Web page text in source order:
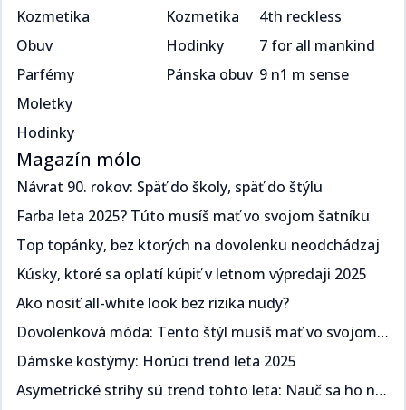
Kozmetika
Obuv
Parfémy
Moletky
Hodinky
Kozmetika
Hodinky
Pánska obuv
4th reckless
7 for all mankind
9 n1 m sense
Magazín mólo
Návrat 90. rokov: Späť do školy, späť do štýlu​​​​‌ ‍ ​‍​‍‌‍ ‌ ​‍‌‍‍‌‌‍‌ ‌‍‍‌‌‍ ‍​‍​‍​ ‍‍​‍​‍‌ ​ ‌‍​‌‌‍ ‍‌‍‍‌‌ ‌​‌ ‍‌​‍ ‍‌‍‍‌‌‍ ​‍​‍​‍ ​​‍​‍‌‍‍​‌ ​‍‌‍‌‌‌‍‌‍​‍​‍​ ‍‍​‍​‍‌‍‍​‌ ‌​‌ ‌​‌ ​​​ ‍‍​‍ ​‍ ‌‍ ​‌‍ ‌‍​ ‌‍​‌‌‍ ​‌‍‍​‌‍ ‌ ​ ‌ ‌​​ ‍‍​ ​ ​ ​​​ ​​​ ​​​‍ ‌ ​ ‌ ‌​‌ ‌‌‌‍‌​‌‍‍‌‌‍ ​‍ ‌‍‍‌‌‍ ‍‌ ‌​‌‍‌‌‌‍ ‍‌ ‌​​‍ ‌‍‌‌‌‍‌​‌‍‍‌‌ ‌​​‍ ‌‍ ‌‌‍ ‌‍‌​‌‍‌‌​ ‌‌ ​​‌ ​‍‌‍‌‌‌ ​ ‌‍‌‌‌‍ ‍‌ ‌​‌‍​‌‌ ‌​‌‍‍‌‌‍ ‌‍ ‍​ ‍ ‌‍‍‌‌‍‌​​ ‌​ ​‍‌‍​ ‌‍​ ‌‍‌​​ ‍​​ ‍​​ ‌‌​ ​‌​‍ ‌​ ‍​​ ​ ‌‍​‌​ ​‌​‍ ‌​ ‌​‌‍‌​​ ​‌​ ​‍​‍ ‌‌‍​‌‌‍​‌​ ​​​ ​​​‍ ‌​ ‍‌​ ‌ ​ ​‌‌‍​ ​ ​‌​ ​‌‌‍​‍‌‍‌​​ ​‍‌‍‌​‌‍‌‍​ ‌ ​ ‍ ‌ ‌​‌ ‍‌‌ ​​‌‍‌‌​ ‌‌ ​​‌‍ ‌ ​ ‌ ‌​​ ‍ ‌ ​​‌‍​‌‌ ‌​‌‍‍​​ ‌‌ ‌​‌‍‍‌‌ ‌​‌‍ ​‌‍‌‌​ ‌‍​‍‌‍​‌‌ ​ ‌‍‌‌‌‌‌‌‌ ​‍‌‍ ​​ ‌‌‍‍​‌ ‌​‌ ‌​‌ ​​​‍‌‌​ ​ ‌​​‌​‍‌‌​ ​‍‌​‌‍​‍‌‌​ ​‍‌​‌‍‌‍ ​‌‍ ‌‍​ ‌‍​‌‌‍ ​‌‍‍​‌‍ ‌ ​ ‌ ‌​​‍‌‌​ ​ ‌​​‌​ ​ ​ ​​​ ​​​ ​​​‍‌‌​ ​‍‌​‌‍‌ ​ ‌ ‌​‌ ‌‌‌‍‌​‌‍‍‌‌‍ ​‍‌‍‌‍‍‌‌‍‌​​ ‌​ ​‍‌‍​ ‌‍​ ‌‍‌​​ ‍​​ ‍​​ ‌‌​ ​‌​‍ ‌​ ‍​​ ​ ‌‍​‌​ ​‌​‍ ‌​ ‌​‌‍‌​​ ​‌​ ​‍​‍ ‌‌‍​‌‌‍​‌​ ​​​ ​​​‍ ‌​ ‍‌​ ‌ ​ ​‌‌‍​ ​ ​‌​ ​‌‌‍​‍‌‍‌​​ ​‍‌‍‌​‌‍‌‍​ ‌ ​‍‌‍‌ ‌​‌ ‍‌‌ ​​‌‍‌‌​ ‌‌ ​​‌‍ ‌ ​ ‌ ‌​​‍‌‍‌ ​​‌‍​‌‌ ‌​‌‍‍​​ ‌‌ ‌​‌‍‍‌‌ ‌​‌‍ ​‌‍‌‌​‍‌‍‌ ​​‌‍‌‌‌ ​‍‌ ​ ‌ ​​‌‍‌‌‌‍​ ‌ ‌​‌‍‍‌‌ ‌‍‌‍‌‌​ ‌‌ ​​‌ ‌‌‌‍​‍‌‍ ​‌‍‍‌‌ ​ ‌‍‍​‌‍‌‌‌‍‌​​‍​‍‌ ‌
Farba leta 2025? Túto musíš mať vo svojom šatníku ​​​​‌ ‍ ​‍​‍‌‍ ‌ ​‍‌‍‍‌‌‍‌ ‌‍‍‌‌‍ ‍​‍​‍​ ‍‍​‍​‍‌ ​ ‌‍​‌‌‍ ‍‌‍‍‌‌ ‌​‌ ‍‌​‍ ‍‌‍‍‌‌‍ ​‍​‍​‍ ​​‍​‍‌‍‍​‌ ​‍‌‍‌‌‌‍‌‍​‍​‍​ ‍‍​‍​‍‌‍‍​‌ ‌​‌ ‌​‌ ​​​ ‍‍​‍ ​‍ ‌‍ ​‌‍ ‌‍​ ‌‍​‌‌‍ ​‌‍‍​‌‍ ‌ ​ ‌ ‌​​ ‍‍​ ​ ​ ​​​ ​​​ ​​​‍ ‌ ​ ‌ ‌​‌ ‌‌‌‍‌​‌‍‍‌‌‍ ​‍ ‌‍‍‌‌‍ ‍‌ ‌​‌‍‌‌‌‍ ‍‌ ‌​​‍ ‌‍‌‌‌‍‌​‌‍‍‌‌ ‌​​‍ ‌‍ ‌‌‍ ‌‍‌​‌‍‌‌​ ‌‌ ​​‌ ​‍‌‍‌‌‌ ​ ‌‍‌‌‌‍ ‍‌ ‌​‌‍​‌‌ ‌​‌‍‍‌‌‍ ‌‍ ‍​ ‍ ‌‍‍‌‌‍‌​​ ‌​ ​‌‌‍​‌​ ‌​​ ‌‍​ ​​‌‍​‌​ ​‍‌‍​‍​‍ ‌​ ‍​‌‍​‍‌‍​‍‌‍‌‍​‍ ‌​ ‌​‌‍‌‍​ ​​​ ​‍​‍ ‌‌‍​‌‌‍​‍​ ‌ ‌‍‌‍​‍ ‌‌‍‌‍​ ‍‌‌‍​ ‌‍​‍​ ‍‌​ ‍‌‌‍‌‌​ ​​‌‍‌‍​ ​ ‌‍‌​​ ​‍​ ‍ ‌ ‌​‌ ‍‌‌ ​​‌‍‌‌​ ‌‌ ​​‌‍ ‌ ​ ‌ ‌​​ ‍ ‌ ​​‌‍​‌‌ ‌​‌‍‍​​ ‌‌ ‌​‌‍‍‌‌ ‌​‌‍ ​‌‍‌‌​ ‌‍​‍‌‍​‌‌ ​ ‌‍‌‌‌‌‌‌‌ ​‍‌‍ ​​ ‌‌‍‍​‌ ‌​‌ ‌​‌ ​​​‍‌‌​ ​ ‌​​‌​‍‌‌​ ​‍‌​‌‍​‍‌‌​ ​‍‌​‌‍‌‍ ​‌‍ ‌‍​ ‌‍​‌‌‍ ​‌‍‍​‌‍ ‌ ​ ‌ ‌​​‍‌‌​ ​ ‌​​‌​ ​ ​ ​​​ ​​​ ​​​‍‌‌​ ​‍‌​‌‍‌ ​ ‌ ‌​‌ ‌‌‌‍‌​‌‍‍‌‌‍ ​‍‌‍‌‍‍‌‌‍‌​​ ‌​ ​‌‌‍​‌​ ‌​​ ‌‍​ ​​‌‍​‌​ ​‍‌‍​‍​‍ ‌​ ‍​‌‍​‍‌‍​‍‌‍‌‍​‍ ‌​ ‌​‌‍‌‍​ ​​​ ​‍​‍ ‌‌‍​‌‌‍​‍​ ‌ ‌‍‌‍​‍ ‌‌‍‌‍​ ‍‌‌‍​ ‌‍​‍​ ‍‌​ ‍‌‌‍‌‌​ ​​‌‍‌‍​ ​ ‌‍‌​​ ​‍​‍‌‍‌ ‌​‌ ‍‌‌ ​​‌‍‌‌​ ‌‌ ​​‌‍ ‌ ​ ‌ ‌​​‍‌‍‌ ​​‌‍​‌‌ ‌​‌‍‍​​ ‌‌ ‌​‌‍‍‌‌ ‌​‌‍ ​‌‍‌‌​‍‌‍‌ ​​‌‍‌‌‌ ​‍‌ ​ ‌ ​​‌‍‌‌‌‍​ ‌ ‌​‌‍‍‌‌ ‌‍‌‍‌‌​ ‌‌ ​​‌ ‌‌‌‍​‍‌‍ ​‌‍‍‌‌ ​ ‌‍‍​‌‍‌‌‌‍‌​​‍​‍‌ ‌
Top topánky, bez ktorých na dovolenku neodchádzaj​​​​‌ ‍ ​‍​‍‌‍ ‌ ​‍‌‍‍‌‌‍‌ ‌‍‍‌‌‍ ‍​‍​‍​ ‍‍​‍​‍‌ ​ ‌‍​‌‌‍ ‍‌‍‍‌‌ ‌​‌ ‍‌​‍ ‍‌‍‍‌‌‍ ​‍​‍​‍ ​​‍​‍‌‍‍​‌ ​‍‌‍‌‌‌‍‌‍​‍​‍​ ‍‍​‍​‍‌‍‍​‌ ‌​‌ ‌​‌ ​​​ ‍‍​‍ ​‍ ‌‍ ​‌‍ ‌‍​ ‌‍​‌‌‍ ​‌‍‍​‌‍ ‌ ​ ‌ ‌​​ ‍‍​ ​ ​ ​​​ ​​​ ​​​‍ ‌ ​ ‌ ‌​‌ ‌‌‌‍‌​‌‍‍‌‌‍ ​‍ ‌‍‍‌‌‍ ‍‌ ‌​‌‍‌‌‌‍ ‍‌ ‌​​‍ ‌‍‌‌‌‍‌​‌‍‍‌‌ ‌​​‍ ‌‍ ‌‌‍ ‌‍‌​‌‍‌‌​ ‌‌ ​​‌ ​‍‌‍‌‌‌ ​ ‌‍‌‌‌‍ ‍‌ ‌​‌‍​‌‌ ‌​‌‍‍‌‌‍ ‌‍ ‍​ ‍ ‌‍‍‌‌‍‌​​ ‌​ ​‌​ ‍‌​ ​‍‌‍​ ​ ‌ ​ ​‌​ ‌‌​ ​‍​‍ ‌‌‍​‌‌‍​‌​ ‍​‌‍​‍​‍ ‌​ ‌​​ ‌‌​ ‍‌‌‍‌‍​‍ ‌‌‍​‌​ ‍​​ ‌ ​ ‍​​‍ ‌​ ‍‌​ ‌ ​ ​​​ ‍‌‌‍​ ​ ‍​​ ‍‌​ ​‍​ ​​‌‍‌‍‌‍​‍‌‍‌‌​ ‍ ‌ ‌​‌ ‍‌‌ ​​‌‍‌‌​ ‌‌ ​​‌‍ ‌ ​ ‌ ‌​​ ‍ ‌ ​​‌‍​‌‌ ‌​‌‍‍​​ ‌‌ ‌​‌‍‍‌‌ ‌​‌‍ ​‌‍‌‌​ ‌‍​‍‌‍​‌‌ ​ ‌‍‌‌‌‌‌‌‌ ​‍‌‍ ​​ ‌‌‍‍​‌ ‌​‌ ‌​‌ ​​​‍‌‌​ ​ ‌​​‌​‍‌‌​ ​‍‌​‌‍​‍‌‌​ ​‍‌​‌‍‌‍ ​‌‍ ‌‍​ ‌‍​‌‌‍ ​‌‍‍​‌‍ ‌ ​ ‌ ‌​​‍‌‌​ ​ ‌​​‌​ ​ ​ ​​​ ​​​ ​​​‍‌‌​ ​‍‌​‌‍‌ ​ ‌ ‌​‌ ‌‌‌‍‌​‌‍‍‌‌‍ ​‍‌‍‌‍‍‌‌‍‌​​ ‌​ ​‌​ ‍‌​ ​‍‌‍​ ​ ‌ ​ ​‌​ ‌‌​ ​‍​‍ ‌‌‍​‌‌‍​‌​ ‍​‌‍​‍​‍ ‌​ ‌​​ ‌‌​ ‍‌‌‍‌‍​‍ ‌‌‍​‌​ ‍​​ ‌ ​ ‍​​‍ ‌​ ‍‌​ ‌ ​ ​​​ ‍‌‌‍​ ​ ‍​​ ‍‌​ ​‍​ ​​‌‍‌‍‌‍​‍‌‍‌‌​‍‌‍‌ ‌​‌ ‍‌‌ ​​‌‍‌‌​ ‌‌ ​​‌‍ ‌ ​ ‌ ‌​​‍‌‍‌ ​​‌‍​‌‌ ‌​‌‍‍​​ ‌‌ ‌​‌‍‍‌‌ ‌​‌‍ ​‌‍‌‌​‍‌‍‌ ​​‌‍‌‌‌ ​‍‌ ​ ‌ ​​‌‍‌‌‌‍​ ‌ ‌​‌‍‍‌‌ ‌‍‌‍‌‌​ ‌‌ ​​‌ ‌‌‌‍​‍‌‍ ​‌‍‍‌‌ ​ ‌‍‍​‌‍‌‌‌‍‌​​‍​‍‌ ‌
Kúsky, ktoré sa oplatí kúpiť v letnom výpredaji 2025​​​​‌ ‍ ​‍​‍‌‍ ‌ ​‍‌‍‍‌‌‍‌ ‌‍‍‌‌‍ ‍​‍​‍​ ‍‍​‍​‍‌ ​ ‌‍​‌‌‍ ‍‌‍‍‌‌ ‌​‌ ‍‌​‍ ‍‌‍‍‌‌‍ ​‍​‍​‍ ​​‍​‍‌‍‍​‌ ​‍‌‍‌‌‌‍‌‍​‍​‍​ ‍‍​‍​‍‌‍‍​‌ ‌​‌ ‌​‌ ​​​ ‍‍​‍ ​‍ ‌‍ ​‌‍ ‌‍​ ‌‍​‌‌‍ ​‌‍‍​‌‍ ‌ ​ ‌ ‌​​ ‍‍​ ​ ​ ​​​ ​​​ ​​​‍ ‌ ​ ‌ ‌​‌ ‌‌‌‍‌​‌‍‍‌‌‍ ​‍ ‌‍‍‌‌‍ ‍‌ ‌​‌‍‌‌‌‍ ‍‌ ‌​​‍ ‌‍‌‌‌‍‌​‌‍‍‌‌ ‌​​‍ ‌‍ ‌‌‍ ‌‍‌​‌‍‌‌​ ‌‌ ​​‌ ​‍‌‍‌‌‌ ​ ‌‍‌‌‌‍ ‍‌ ‌​‌‍​‌‌ ‌​‌‍‍‌‌‍ ‌‍ ‍​ ‍ ‌‍‍‌‌‍‌​​ ‌‌‍​‌‌‍​‍​ ​ ​ ‌​‌‍‌​‌‍‌‌​ ​ ‌‍‌​​‍ ‌​ ‍‌​ ​‌​ ‍‌​ ​‍​‍ ‌​ ‌​‌‍​‌​ ​‌​ ‍​​‍ ‌‌‍​‌​ ‌‌​ ‍​‌‍‌‌​‍ ‌‌‍‌‍​ ‌‌‌‍​‌‌‍​‌​ ​‌‌‍​ ​ ‍‌​ ‌ ‌‍‌​‌‍​‌​ ​​‌‍​ ​ ‍ ‌ ‌​‌ ‍‌‌ ​​‌‍‌‌​ ‌‌ ​​‌‍ ‌ ​ ‌ ‌​​ ‍ ‌ ​​‌‍​‌‌ ‌​‌‍‍​​ ‌‌ ‌​‌‍‍‌‌ ‌​‌‍ ​‌‍‌‌​ ‌‍​‍‌‍​‌‌ ​ ‌‍‌‌‌‌‌‌‌ ​‍‌‍ ​​ ‌‌‍‍​‌ ‌​‌ ‌​‌ ​​​‍‌‌​ ​ ‌​​‌​‍‌‌​ ​‍‌​‌‍​‍‌‌​ ​‍‌​‌‍‌‍ ​‌‍ ‌‍​ ‌‍​‌‌‍ ​‌‍‍​‌‍ ‌ ​ ‌ ‌​​‍‌‌​ ​ ‌​​‌​ ​ ​ ​​​ ​​​ ​​​‍‌‌​ ​‍‌​‌‍‌ ​ ‌ ‌​‌ ‌‌‌‍‌​‌‍‍‌‌‍ ​‍‌‍‌‍‍‌‌‍‌​​ ‌‌‍​‌‌‍​‍​ ​ ​ ‌​‌‍‌​‌‍‌‌​ ​ ‌‍‌​​‍ ‌​ ‍‌​ ​‌​ ‍‌​ ​‍​‍ ‌​ ‌​‌‍​‌​ ​‌​ ‍​​‍ ‌‌‍​‌​ ‌‌​ ‍​‌‍‌‌​‍ ‌‌‍‌‍​ ‌‌‌‍​‌‌‍​‌​ ​‌‌‍​ ​ ‍‌​ ‌ ‌‍‌​‌‍​‌​ ​​‌‍​ ​‍‌‍‌ ‌​‌ ‍‌‌ ​​‌‍‌‌​ ‌‌ ​​‌‍ ‌ ​ ‌ ‌​​‍‌‍‌ ​​‌‍​‌‌ ‌​‌‍‍​​ ‌‌ ‌​‌‍‍‌‌ ‌​‌‍ ​‌‍‌‌​‍‌‍‌ ​​‌‍‌‌‌ ​‍‌ ​ ‌ ​​‌‍‌‌‌‍​ ‌ ‌​‌‍‍‌‌ ‌‍‌‍‌‌​ ‌‌ ​​‌ ‌‌‌‍​‍‌‍ ​‌‍‍‌‌ ​ ‌‍‍​‌‍‌‌‌‍‌​​‍​‍‌ ‌
Ako nosiť all-white look bez rizika nudy?​​​​‌ ‍ ​‍​‍‌‍ ‌ ​‍‌‍‍‌‌‍‌ ‌‍‍‌‌‍ ‍​‍​‍​ ‍‍​‍​‍‌ ​ ‌‍​‌‌‍ ‍‌‍‍‌‌ ‌​‌ ‍‌​‍ ‍‌‍‍‌‌‍ ​‍​‍​‍ ​​‍​‍‌‍‍​‌ ​‍‌‍‌‌‌‍‌‍​‍​‍​ ‍‍​‍​‍‌‍‍​‌ ‌​‌ ‌​‌ ​​​ ‍‍​‍ ​‍ ‌‍ ​‌‍ ‌‍​ ‌‍​‌‌‍ ​‌‍‍​‌‍ ‌ ​ ‌ ‌​​ ‍‍​ ​ ​ ​​​ ​​​ ​​​‍ ‌ ​ ‌ ‌​‌ ‌‌‌‍‌​‌‍‍‌‌‍ ​‍ ‌‍‍‌‌‍ ‍‌ ‌​‌‍‌‌‌‍ ‍‌ ‌​​‍ ‌‍‌‌‌‍‌​‌‍‍‌‌ ‌​​‍ ‌‍ ‌‌‍ ‌‍‌​‌‍‌‌​ ‌‌ ​​‌ ​‍‌‍‌‌‌ ​ ‌‍‌‌‌‍ ‍‌ ‌​‌‍​‌‌ ‌​‌‍‍‌‌‍ ‌‍ ‍​ ‍ ‌‍‍‌‌‍‌​​ ‌‌‍‌‍​ ‌‌​ ‍‌​ ‍‌​ ‍​​ ‌‌‌‍‌‍​ ​ ​‍ ‌​ ‍‌‌‍​ ​ ​ ‌‍​‌​‍ ‌​ ‌​‌‍‌‌​ ‌​​ ​​​‍ ‌​ ‍​​ ‌ ​ ​‍‌‍‌‌​‍ ‌​ ‌​​ ​‌‌‍‌​‌‍‌‌‌‍‌‌‌‍​‍‌‍‌‌​ ​‌​ ‍‌‌‍‌‌​ ‌‍​ ‌ ​ ‍ ‌ ‌​‌ ‍‌‌ ​​‌‍‌‌​ ‌‌ ​​‌‍ ‌ ​ ‌ ‌​​ ‍ ‌ ​​‌‍​‌‌ ‌​‌‍‍​​ ‌‌ ‌​‌‍‍‌‌ ‌​‌‍ ​‌‍‌‌​ ‌‍​‍‌‍​‌‌ ​ ‌‍‌‌‌‌‌‌‌ ​‍‌‍ ​​ ‌‌‍‍​‌ ‌​‌ ‌​‌ ​​​‍‌‌​ ​ ‌​​‌​‍‌‌​ ​‍‌​‌‍​‍‌‌​ ​‍‌​‌‍‌‍ ​‌‍ ‌‍​ ‌‍​‌‌‍ ​‌‍‍​‌‍ ‌ ​ ‌ ‌​​‍‌‌​ ​ ‌​​‌​ ​ ​ ​​​ ​​​ ​​​‍‌‌​ ​‍‌​‌‍‌ ​ ‌ ‌​‌ ‌‌‌‍‌​‌‍‍‌‌‍ ​‍‌‍‌‍‍‌‌‍‌​​ ‌‌‍‌‍​ ‌‌​ ‍‌​ ‍‌​ ‍​​ ‌‌‌‍‌‍​ ​ ​‍ ‌​ ‍‌‌‍​ ​ ​ ‌‍​‌​‍ ‌​ ‌​‌‍‌‌​ ‌​​ ​​​‍ ‌​ ‍​​ ‌ ​ ​‍‌‍‌‌​‍ ‌​ ‌​​ ​‌‌‍‌​‌‍‌‌‌‍‌‌‌‍​‍‌‍‌‌​ ​‌​ ‍‌‌‍‌‌​ ‌‍​ ‌ ​‍‌‍‌ ‌​‌ ‍‌‌ ​​‌‍‌‌​ ‌‌ ​​‌‍ ‌ ​ ‌ ‌​​‍‌‍‌ ​​‌‍​‌‌ ‌​‌‍‍​​ ‌‌ ‌​‌‍‍‌‌ ‌​‌‍ ​‌‍‌‌​‍‌‍‌ ​​‌‍‌‌‌ ​‍‌ ​ ‌ ​​‌‍‌‌‌‍​ ‌ ‌​‌‍‍‌‌ ‌‍‌‍‌‌​ ‌‌ ​​‌ ‌‌‌‍​‍‌‍ ​‌‍‍‌‌ ​ ‌‍‍​‌‍‌‌‌‍‌​​‍​‍‌ ‌
Dovolenková móda: Tento štýl musíš mať vo svojom šatníku ​​​​‌ ‍ ​‍​‍‌‍ ‌ ​‍‌‍‍‌‌‍‌ ‌‍‍‌‌‍ ‍​‍​‍​ ‍‍​‍​‍‌ ​ ‌‍​‌‌‍ ‍‌‍‍‌‌ ‌​‌ ‍‌​‍ ‍‌‍‍‌‌‍ ​‍​‍​‍ ​​‍​‍‌‍‍​‌ ​‍‌‍‌‌‌‍‌‍​‍​‍​ ‍‍​‍​‍‌‍‍​‌ ‌​‌ ‌​‌ ​​​ ‍‍​‍ ​‍ ‌‍ ​‌‍ ‌‍​ ‌‍​‌‌‍ ​‌‍‍​‌‍ ‌ ​ ‌ ‌​​ ‍‍​ ​ ​ ​​​ ​​​ ​​​‍ ‌ ​ ‌ ‌​‌ ‌‌‌‍‌​‌‍‍‌‌‍ ​‍ ‌‍‍‌‌‍ ‍‌ ‌​‌‍‌‌‌‍ ‍‌ ‌​​‍ ‌‍‌‌‌‍‌​‌‍‍‌‌ ‌​​‍ ‌‍ ‌‌‍ ‌‍‌​‌‍‌‌​ ‌‌ ​​‌ ​‍‌‍‌‌‌ ​ ‌‍‌‌‌‍ ‍‌ ‌​‌‍​‌‌ ‌​‌‍‍‌‌‍ ‌‍ ‍​ ‍ ‌‍‍‌‌‍‌​​ ‌​ ​​​ ‌‌​ ​​‌‍‌‌​ ‍​‌‍‌​​ ​​‌‍‌‌​‍ ‌​ ​​​ ‍‌​ ‌ ​ ‍​​‍ ‌​ ‌​​ ​ ‌‍​ ​ ‌​​‍ ‌​ ‍‌‌‍​‌​ ‍‌​ ​​​‍ ‌​ ‍​​ ​‌​ ‍​​ ​‍​ ​​‌‍‌‌​ ​ ​ ​‌​ ​ ‌‍​ ​ ‍​​ ​‍​ ‍ ‌ ‌​‌ ‍‌‌ ​​‌‍‌‌​ ‌‌ ​​‌‍ ‌ ​ ‌ ‌​​ ‍ ‌ ​​‌‍​‌‌ ‌​‌‍‍​​ ‌‌ ‌​‌‍‍‌‌ ‌​‌‍ ​‌‍‌‌​ ‌‍​‍‌‍​‌‌ ​ ‌‍‌‌‌‌‌‌‌ ​‍‌‍ ​​ ‌‌‍‍​‌ ‌​‌ ‌​‌ ​​​‍‌‌​ ​ ‌​​‌​‍‌‌​ ​‍‌​‌‍​‍‌‌​ ​‍‌​‌‍‌‍ ​‌‍ ‌‍​ ‌‍​‌‌‍ ​‌‍‍​‌‍ ‌ ​ ‌ ‌​​‍‌‌​ ​ ‌​​‌​ ​ ​ ​​​ ​​​ ​​​‍‌‌​ ​‍‌​‌‍‌ ​ ‌ ‌​‌ ‌‌‌‍‌​‌‍‍‌‌‍ ​‍‌‍‌‍‍‌‌‍‌​​ ‌​ ​​​ ‌‌​ ​​‌‍‌‌​ ‍​‌‍‌​​ ​​‌‍‌‌​‍ ‌​ ​​​ ‍‌​ ‌ ​ ‍​​‍ ‌​ ‌​​ ​ ‌‍​ ​ ‌​​‍ ‌​ ‍‌‌‍​‌​ ‍‌​ ​​​‍ ‌​ ‍​​ ​‌​ ‍​​ ​‍​ ​​‌‍‌‌​ ​ ​ ​‌​ ​ ‌‍​ ​ ‍​​ ​‍​‍‌‍‌ ‌​‌ ‍‌‌ ​​‌‍‌‌​ ‌‌ ​​‌‍ ‌ ​ ‌ ‌​​‍‌‍‌ ​​‌‍​‌‌ ‌​‌‍‍​​ ‌‌ ‌​‌‍‍‌‌ ‌​‌‍ ​‌‍‌‌​‍‌‍‌ ​​‌‍‌‌‌ ​‍‌ ​ ‌ ​​‌‍‌‌‌‍​ ‌ ‌​‌‍‍‌‌ ‌‍‌‍‌‌​ ‌‌ ​​‌ ‌‌‌‍​‍‌‍ ​‌‍‍‌‌ ​ ‌‍‍​‌‍‌‌‌‍‌​​‍​‍‌ ‌
Dámske kostýmy: Horúci trend leta 2025 ​​​​‌ ‍ ​‍​‍‌‍ ‌ ​‍‌‍‍‌‌‍‌ ‌‍‍‌‌‍ ‍​‍​‍​ ‍‍​‍​‍‌ ​ ‌‍​‌‌‍ ‍‌‍‍‌‌ ‌​‌ ‍‌​‍ ‍‌‍‍‌‌‍ ​‍​‍​‍ ​​‍​‍‌‍‍​‌ ​‍‌‍‌‌‌‍‌‍​‍​‍​ ‍‍​‍​‍‌‍‍​‌ ‌​‌ ‌​‌ ​​​ ‍‍​‍ ​‍ ‌‍ ​‌‍ ‌‍​ ‌‍​‌‌‍ ​‌‍‍​‌‍ ‌ ​ ‌ ‌​​ ‍‍​ ​ ​ ​​​ ​​​ ​​​‍ ‌ ​ ‌ ‌​‌ ‌‌‌‍‌​‌‍‍‌‌‍ ​‍ ‌‍‍‌‌‍ ‍‌ ‌​‌‍‌‌‌‍ ‍‌ ‌​​‍ ‌‍‌‌‌‍‌​‌‍‍‌‌ ‌​​‍ ‌‍ ‌‌‍ ‌‍‌​‌‍‌‌​ ‌‌ ​​‌ ​‍‌‍‌‌‌ ​ ‌‍‌‌‌‍ ‍‌ ‌​‌‍​‌‌ ‌​‌‍‍‌‌‍ ‌‍ ‍​ ‍ ‌‍‍‌‌‍‌​​ ‌​ ​‌​ ‍​​ ‍‌​ ​‌​ ‌​​ ‌‍‌‍‌​‌‍‌​​‍ ‌‌‍‌‌​ ‌ ​ ‌‌​ ‌​​‍ ‌​ ‌​​ ​‍​ ‌‍‌‍‌‍​‍ ‌​ ‍​​ ‌​‌‍‌‍​ ‌ ​‍ ‌​ ​‌‌‍‌​​ ‍‌​ ‌‌‌‍‌‍​ ​ ​ ​ ​ ​‍​ ​​​ ‌‌‌‍‌‍‌‍‌‍​ ‍ ‌ ‌​‌ ‍‌‌ ​​‌‍‌‌​ ‌‌ ​​‌‍ ‌ ​ ‌ ‌​​ ‍ ‌ ​​‌‍​‌‌ ‌​‌‍‍​​ ‌‌ ‌​‌‍‍‌‌ ‌​‌‍ ​‌‍‌‌​ ‌‍​‍‌‍​‌‌ ​ ‌‍‌‌‌‌‌‌‌ ​‍‌‍ ​​ ‌‌‍‍​‌ ‌​‌ ‌​‌ ​​​‍‌‌​ ​ ‌​​‌​‍‌‌​ ​‍‌​‌‍​‍‌‌​ ​‍‌​‌‍‌‍ ​‌‍ ‌‍​ ‌‍​‌‌‍ ​‌‍‍​‌‍ ‌ ​ ‌ ‌​​‍‌‌​ ​ ‌​​‌​ ​ ​ ​​​ ​​​ ​​​‍‌‌​ ​‍‌​‌‍‌ ​ ‌ ‌​‌ ‌‌‌‍‌​‌‍‍‌‌‍ ​‍‌‍‌‍‍‌‌‍‌​​ ‌​ ​‌​ ‍​​ ‍‌​ ​‌​ ‌​​ ‌‍‌‍‌​‌‍‌​​‍ ‌‌‍‌‌​ ‌ ​ ‌‌​ ‌​​‍ ‌​ ‌​​ ​‍​ ‌‍‌‍‌‍​‍ ‌​ ‍​​ ‌​‌‍‌‍​ ‌ ​‍ ‌​ ​‌‌‍‌​​ ‍‌​ ‌‌‌‍‌‍​ ​ ​ ​ ​ ​‍​ ​​​ ‌‌‌‍‌‍‌‍‌‍​‍‌‍‌ ‌​‌ ‍‌‌ ​​‌‍‌‌​ ‌‌ ​​‌‍ ‌ ​ ‌ ‌​​‍‌‍‌ ​​‌‍​‌‌ ‌​‌‍‍​​ ‌‌ ‌​‌‍‍‌‌ ‌​‌‍ ​‌‍‌‌​‍‌‍‌ ​​‌‍‌‌‌ ​‍‌ ​ ‌ ​​‌‍‌‌‌‍​ ‌ ‌​‌‍‍‌‌ ‌‍‌‍‌‌​ ‌‌ ​​‌ ‌‌‌‍​‍‌‍ ​‌‍‍‌‌ ​ ‌‍‍​‌‍‌‌‌‍‌​​‍​‍‌ ‌
Asymetrické strihy sú trend tohto leta: Nauč sa ho nosiť​​​​‌ ‍ ​‍​‍‌‍ ‌ ​‍‌‍‍‌‌‍‌ ‌‍‍‌‌‍ ‍​‍​‍​ ‍‍​‍​‍‌ ​ ‌‍​‌‌‍ ‍‌‍‍‌‌ ‌​‌ ‍‌​‍ ‍‌‍‍‌‌‍ ​‍​‍​‍ ​​‍​‍‌‍‍​‌ ​‍‌‍‌‌‌‍‌‍​‍​‍​ ‍‍​‍​‍‌‍‍​‌ ‌​‌ ‌​‌ ​​​ ‍‍​‍ ​‍ ‌‍ ​‌‍ ‌‍​ ‌‍​‌‌‍ ​‌‍‍​‌‍ ‌ ​ ‌ ‌​​ ‍‍​ ​ ​ ​​​ ​​​ ​​​‍ ‌ ​ ‌ ‌​‌ ‌‌‌‍‌​‌‍‍‌‌‍ ​‍ ‌‍‍‌‌‍ ‍‌ ‌​‌‍‌‌‌‍ ‍‌ ‌​​‍ ‌‍‌‌‌‍‌​‌‍‍‌‌ ‌​​‍ ‌‍ ‌‌‍ ‌‍‌​‌‍‌‌​ ‌‌ ​​‌ ​‍‌‍‌‌‌ ​ ‌‍‌‌‌‍ ‍‌ ‌​‌‍​‌‌ ‌​‌‍‍‌‌‍ ‌‍ ‍​ ‍ ‌‍‍‌‌‍‌​​ ‌​ ‌‍​ ‌ ​ ​​‌‍‌​‌‍‌‍​ ​ ​ ​‌‌‍​‍​‍ ‌​ ​ ​ ​ ​ ​‌​ ‌‍​‍ ‌​ ‌​‌‍‌​​ ‌ ​ ‌​​‍ ‌​ ‍​​ ‌‌​ ​ ​ ‌‍​‍ ‌​ ​ ​ ‌‌​ ​​‌‍‌​​ ‌‍​ ​‌‌‍‌‌‌‍​‍‌‍​ ‌‍​‍​ ‍‌‌‍‌​​ ‍ ‌ ‌​‌ ‍‌‌ ​​‌‍‌‌​ ‌‌ ​​‌‍ ‌ ​ ‌ ‌​​ ‍ ‌ ​​‌‍​‌‌ ‌​‌‍‍​​ ‌‌ ‌​‌‍‍‌‌ ‌​‌‍ ​‌‍‌‌​ ‌‍​‍‌‍​‌‌ ​ ‌‍‌‌‌‌‌‌‌ ​‍‌‍ ​​ ‌‌‍‍​‌ ‌​‌ ‌​‌ ​​​‍‌‌​ ​ ‌​​‌​‍‌‌​ ​‍‌​‌‍​‍‌‌​ ​‍‌​‌‍‌‍ ​‌‍ ‌‍​ ‌‍​‌‌‍ ​‌‍‍​‌‍ ‌ ​ ‌ ‌​​‍‌‌​ ​ ‌​​‌​ ​ ​ ​​​ ​​​ ​​​‍‌‌​ ​‍‌​‌‍‌ ​ ‌ ‌​‌ ‌‌‌‍‌​‌‍‍‌‌‍ ​‍‌‍‌‍‍‌‌‍‌​​ ‌​ ‌‍​ ‌ ​ ​​‌‍‌​‌‍‌‍​ ​ ​ ​‌‌‍​‍​‍ ‌​ ​ ​ ​ ​ ​‌​ ‌‍​‍ ‌​ ‌​‌‍‌​​ ‌ ​ ‌​​‍ ‌​ ‍​​ ‌‌​ ​ ​ ‌‍​‍ ‌​ ​ ​ ‌‌​ ​​‌‍‌​​ ‌‍​ ​‌‌‍‌‌‌‍​‍‌‍​ ‌‍​‍​ ‍‌‌‍‌​​‍‌‍‌ ‌​‌ ‍‌‌ ​​‌‍‌‌​ ‌‌ ​​‌‍ ‌ ​ ‌ ‌​​‍‌‍‌ ​​‌‍​‌‌ ‌​‌‍‍​​ ‌‌ ‌​‌‍‍‌‌ ‌​‌‍ ​‌‍‌‌​‍‌‍‌ ​​‌‍‌‌‌ ​‍‌ ​ ‌ ​​‌‍‌‌‌‍​ ‌ ‌​‌‍‍‌‌ ‌‍‌‍‌‌​ ‌‌ ​​‌ ‌‌‌‍​‍‌‍ ​‌‍‍‌‌ ​ ‌‍‍​‌‍‌‌‌‍‌​​‍​‍‌ ‌